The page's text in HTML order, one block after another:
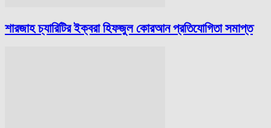
শারজাহ চ্যারিটির ইক্বরা হিফজুল কোরআন প্রতিযোগিতা সমাপ্ত